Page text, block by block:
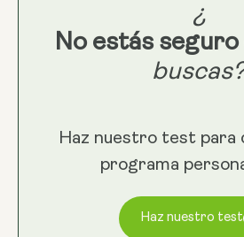
¿
No estás seguro
Haz nuestro test para
programa
Haz nuestro test